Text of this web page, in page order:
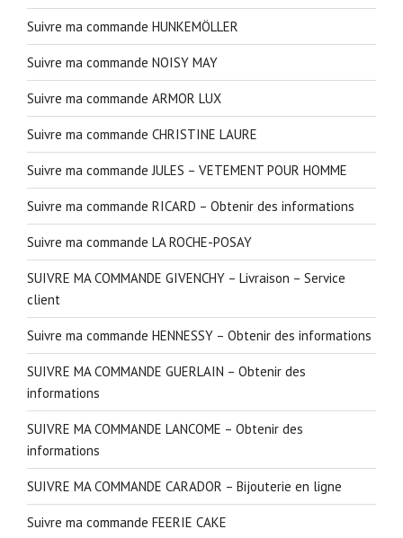
Suivre ma commande HUNKEMÖLLER
Suivre ma commande NOISY MAY
Suivre ma commande ARMOR LUX
Suivre ma commande CHRISTINE LAURE
Suivre ma commande JULES – VETEMENT POUR HOMME
Suivre ma commande RICARD – Obtenir des informations
Suivre ma commande LA ROCHE-POSAY
SUIVRE MA COMMANDE GIVENCHY – Livraison – Service
client
Suivre ma commande HENNESSY – Obtenir des informations
SUIVRE MA COMMANDE GUERLAIN – Obtenir des
informations
SUIVRE MA COMMANDE LANCOME – Obtenir des
informations
SUIVRE MA COMMANDE CARADOR – Bijouterie en ligne
Suivre ma commande FEERIE CAKE